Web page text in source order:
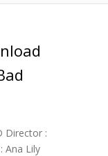
Director :
Ana Lily